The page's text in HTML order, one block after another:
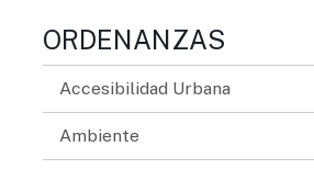
ORDENANZAS
Accesibilidad Urbana
Ambiente